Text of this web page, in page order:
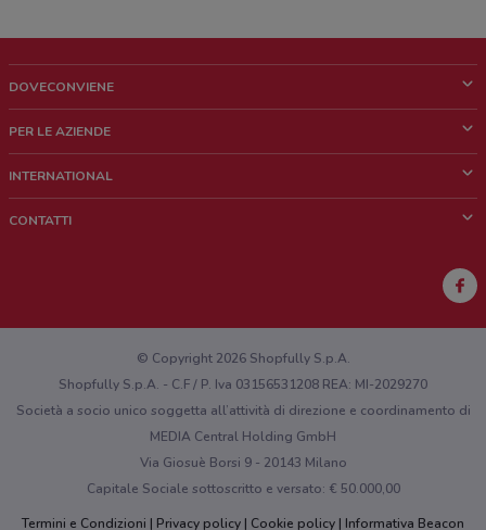
DOVECONVIENE
Chi siamo
Lavora con noi
PER LE AZIENDE
Richieste commerciali e marketing
INTERNATIONAL
CONTATTI
Hai un malfunzionamento sul web o sull'app?
© Copyright 2026 Shopfully S.p.A.
Shopfully S.p.A. - C.F / P. Iva 03156531208 REA: MI-2029270
Società a socio unico soggetta all’attività di direzione e coordinamento di
MEDIA Central Holding GmbH
Via Giosuè Borsi 9 - 20143 Milano
Capitale Sociale sottoscritto e versato: € 50.000,00
Termini e Condizioni
Privacy policy Cookie policy Informativa Beacon